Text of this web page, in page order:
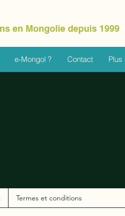
en Mongolie depuis 1999
e-Mongol ? Contact Plus
Termes et conditions